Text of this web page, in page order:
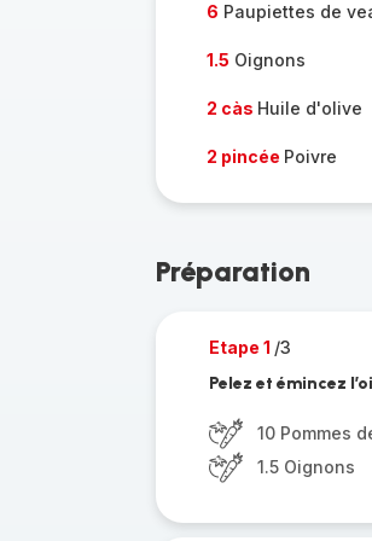
6 Paupiettes de
1.5 Oignons
2 càs Huile d'olive
2 pincée Poivre
Préparation
Etape 1 /3
Pelez et émincez
10 Pommes
1.5 Oignons